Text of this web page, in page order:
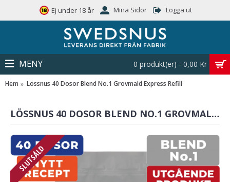
Ej under 18 år Mina Sidor Logga ut
0 produkt(er) - 0,00 Kr
MENY
Hem Lössnus 40 Dosor Blend No.1 Grovmald Express Refill
LÖSSNUS 40 DOSOR BLEND NO.1 GROVMALD EXPRESS REFILL
SLUTSÅLD